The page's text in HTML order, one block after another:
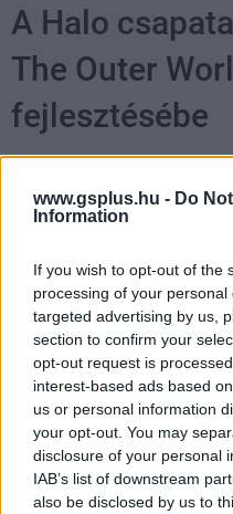
www.gsplus.hu - Do
Information
If you wish to opt-out of the
processing of your
targeted advertising by us,
section to confirm your
opt-out request is
interest-based ads based
us or personal information
your opt-out. You may
disclosure of your personal
IAB’s list of downstream
also be disclosed by us to
A Halo
The Outer
fejlesztésébe
Starfield esetében
Unmute Loaded :
21.86%
A közvetlenül az Xbox
The Outer Worlds 2
Obsidian Studios
es sci-fi szerepjátéka
az új, immáron Unreal